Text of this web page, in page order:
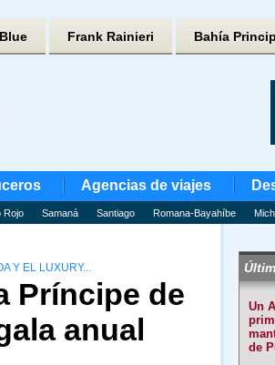
Frank Rainieri Bahía
Agencias de viajes
Rojo Samaná Santiago Romana-Bayahíbe
Y EL LUXURY...
Príncipe de
anual
Un
de